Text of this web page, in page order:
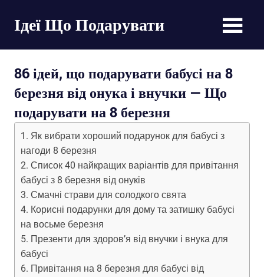
перейти
к
содержимому
Ідеї Що Подарувати
оригінальних
подарунків
на
будь-
яке
свято
86 ідей, що подарувати бабусі на 8
березня від онука і внучки — Що
подарувати на 8 березня
Як вибрати хороший подарунок для бабусі з
нагоди 8 березня
Список 40 найкращих варіантів для привітання
бабусі з 8 березня від онуків
Смачні страви для солодкого свята
Корисні подарунки для дому та затишку бабусі
на восьме березня
Презенти для здоров’я від внучки і внука для
бабусі
Привітання на 8 березня для бабусі від